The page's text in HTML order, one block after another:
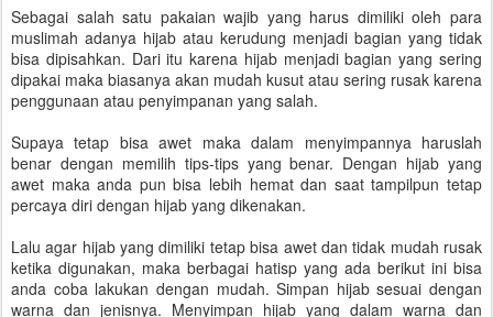
Sebagai salah satu pakaian wajib yang harus dimiliki oleh para
muslimah adanya hijab atau kerudung menjadi bagian yang tidak
bisa dipisahkan. Dari itu karena hijab menjadi bagian yang sering
dipakai maka biasanya akan mudah kusut atau sering rusak karena
penggunaan atau penyimpanan yang salah.
Supaya tetap bisa awet maka dalam menyimpannya haruslah
benar dengan memilih tips-tips yang benar. Dengan hijab yang
awet maka anda pun bisa lebih hemat dan saat tampilpun tetap
percaya diri dengan hijab yang dikenakan.
Lalu agar hijab yang dimiliki tetap bisa awet dan tidak mudah rusak
ketika digunakan, maka berbagai hatisp yang ada berikut ini bisa
anda coba lakukan dengan mudah. Simpan hijab sesuai dengan
warna dan jenisnya. Menyimpan hijab yang dalam warna dan